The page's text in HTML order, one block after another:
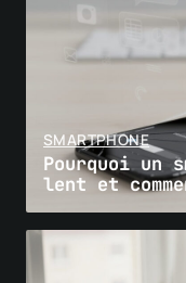
SMARTPHONE
Pourquoi un
lent et